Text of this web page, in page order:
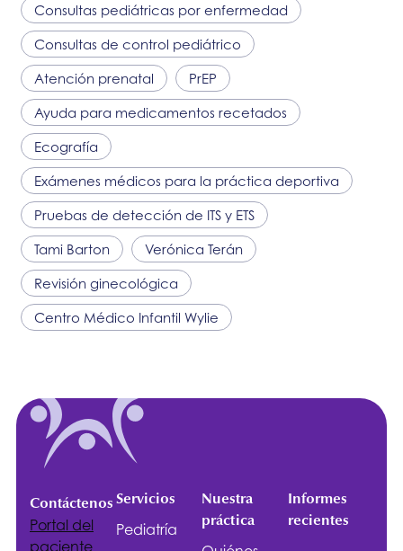
Consultas pediátricas por enfermedad
Consultas de control pediátrico
Atención prenatal PrEP
Ayuda para medicamentos recetados
Ecografía
Exámenes médicos para la práctica deportiva
Pruebas de detección de ITS y ETS
Tami Barton Verónica Terán
Revisión ginecológica
Centro Médico Infantil Wylie
Contáctenos
Portal del
paciente
Servicios
Pediatría
Nuestra
práctica
Informes
recientes